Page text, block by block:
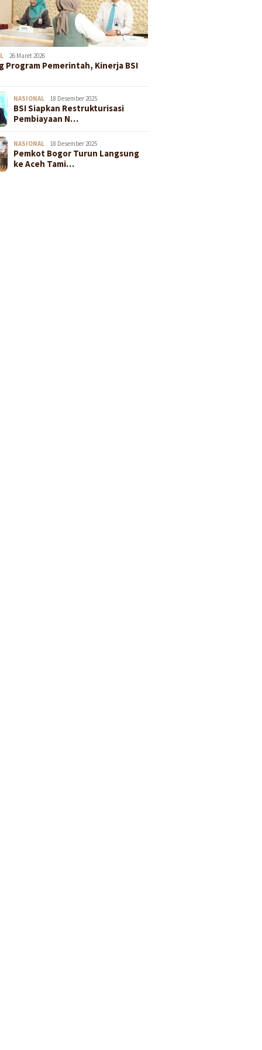
26 Maret 2026
Program Pemerintah, Kinerja BSI
NASIONAL 18 Desember 2025
BSI Siapkan Restrukturisasi
Pembiayaan N…
NASIONAL 18 Desember 2025
Pemkot Bogor Turun Langsung
ke Aceh Tami…